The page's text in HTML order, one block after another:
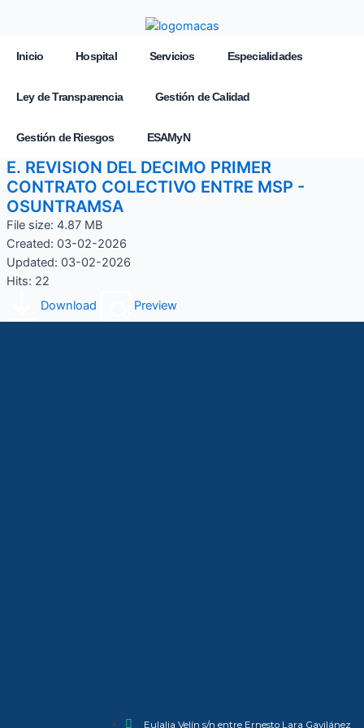
Inicio Hospital Servicios Especialidades
Ley de Transparencia Gestión de Calidad
Gestión de Riesgos ESAMyN
E. REVISION DEL DECIMO PRIMER
CONTRATO COLECTIVO ENTRE MSP -
OSUNTRAMSA
File size: 4.87 MB
Created: 03-02-2026
Updated: 03-02-2026
Hits: 22
Download
Preview
Eulalia Velín s/n entre Ernesto Lara Gavilánez